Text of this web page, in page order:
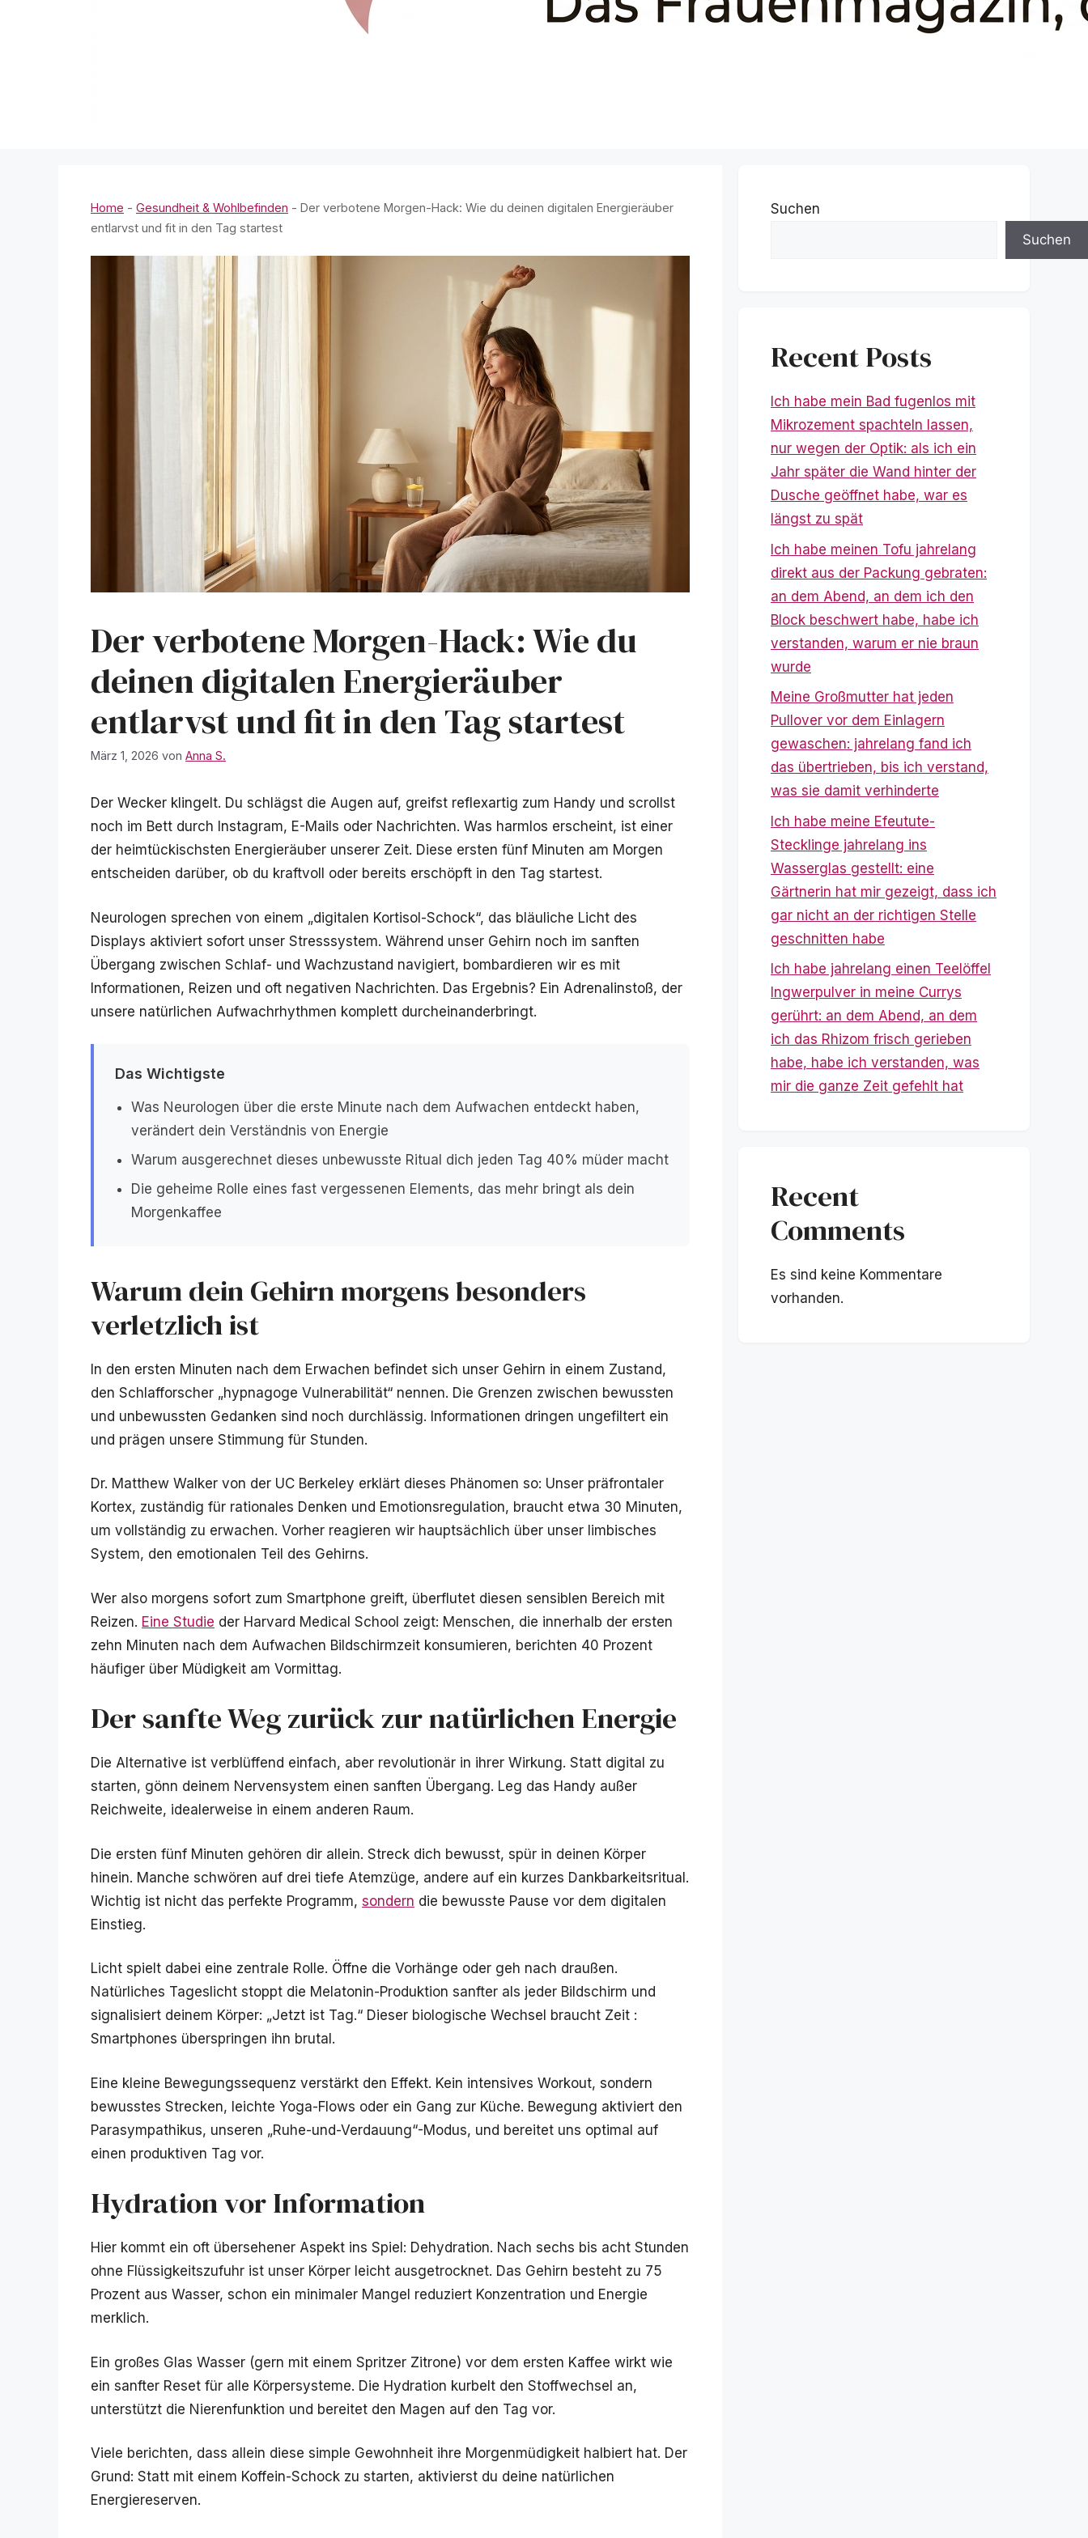
Home - Gesundheit & Wohlbefinden - Der verbotene Morgen-Hack: Wie du deinen digitalen Energieräuber
entlarvst und fit in den Tag startest
Der verbotene Morgen-Hack: Wie du
deinen digitalen Energieräuber
entlarvst und fit in den Tag startest
März 1, 2026 von Anna S.
Der Wecker klingelt. Du schlägst die Augen auf, greifst reflexartig zum Handy und scrollst
noch im Bett durch Instagram, E-Mails oder Nachrichten. Was harmlos erscheint, ist einer
der heimtückischsten Energieräuber unserer Zeit. Diese ersten fünf Minuten am Morgen
entscheiden darüber, ob du kraftvoll oder bereits erschöpft in den Tag startest.
Neurologen sprechen von einem „digitalen Kortisol-Schock“, das bläuliche Licht des
Displays aktiviert sofort unser Stresssystem. Während unser Gehirn noch im sanften
Übergang zwischen Schlaf- und Wachzustand navigiert, bombardieren wir es mit
Informationen, Reizen und oft negativen Nachrichten. Das Ergebnis? Ein Adrenalinstoß, der
unsere natürlichen Aufwachrhythmen komplett durcheinanderbringt.
Das Wichtigste
Was Neurologen über die erste Minute nach dem Aufwachen entdeckt haben,
verändert dein Verständnis von Energie
Warum ausgerechnet dieses unbewusste Ritual dich jeden Tag 40% müder macht
Die geheime Rolle eines fast vergessenen Elements, das mehr bringt als dein
Morgenkaffee
Warum dein Gehirn morgens besonders
verletzlich ist
In den ersten Minuten nach dem Erwachen befindet sich unser Gehirn in einem Zustand,
den Schlafforscher „hypnagoge Vulnerabilität“ nennen. Die Grenzen zwischen bewussten
und unbewussten Gedanken sind noch durchlässig. Informationen dringen ungefiltert ein
und prägen unsere Stimmung für Stunden.
Dr. Matthew Walker von der UC Berkeley erklärt dieses Phänomen so: Unser präfrontaler
Kortex, zuständig für rationales Denken und Emotionsregulation, braucht etwa 30 Minuten,
um vollständig zu erwachen. Vorher reagieren wir hauptsächlich über unser limbisches
System, den emotionalen Teil des Gehirns.
Wer also morgens sofort zum Smartphone greift, überflutet diesen sensiblen Bereich mit
Reizen. Eine Studie der Harvard Medical School zeigt: Menschen, die innerhalb der ersten
zehn Minuten nach dem Aufwachen Bildschirmzeit konsumieren, berichten 40 Prozent
häufiger über Müdigkeit am Vormittag.
Der sanfte Weg zurück zur natürlichen Energie
Die Alternative ist verblüffend einfach, aber revolutionär in ihrer Wirkung. Statt digital zu
starten, gönn deinem Nervensystem einen sanften Übergang. Leg das Handy außer
Reichweite, idealerweise in einem anderen Raum.
Die ersten fünf Minuten gehören dir allein. Streck dich bewusst, spür in deinen Körper
hinein. Manche schwören auf drei tiefe Atemzüge, andere auf ein kurzes Dankbarkeitsritual.
Wichtig ist nicht das perfekte Programm, sondern die bewusste Pause vor dem digitalen
Einstieg.
Licht spielt dabei eine zentrale Rolle. Öffne die Vorhänge oder geh nach draußen.
Natürliches Tageslicht stoppt die Melatonin-Produktion sanfter als jeder Bildschirm und
signalisiert deinem Körper: „Jetzt ist Tag.“ Dieser biologische Wechsel braucht Zeit :
Smartphones überspringen ihn brutal.
Eine kleine Bewegungssequenz verstärkt den Effekt. Kein intensives Workout, sondern
bewusstes Strecken, leichte Yoga-Flows oder ein Gang zur Küche. Bewegung aktiviert den
Parasympathikus, unseren „Ruhe-und-Verdauung“-Modus, und bereitet uns optimal auf
einen produktiven Tag vor.
Hydration vor Information
Hier kommt ein oft übersehener Aspekt ins Spiel: Dehydration. Nach sechs bis acht Stunden
ohne Flüssigkeitszufuhr ist unser Körper leicht ausgetrocknet. Das Gehirn besteht zu 75
Prozent aus Wasser, schon ein minimaler Mangel reduziert Konzentration und Energie
merklich.
Ein großes Glas Wasser (gern mit einem Spritzer Zitrone) vor dem ersten Kaffee wirkt wie
ein sanfter Reset für alle Körpersysteme. Die Hydration kurbelt den Stoffwechsel an,
unterstützt die Nierenfunktion und bereitet den Magen auf den Tag vor.
Viele berichten, dass allein diese simple Gewohnheit ihre Morgenmüdigkeit halbiert hat. Der
Grund: Statt mit einem Koffein-Schock zu starten, aktivierst du deine natürlichen
Energiereserven.
Suchen
Suchen
Recent Posts
Ich habe mein Bad fugenlos mit
Mikrozement spachteln lassen,
nur wegen der Optik: als ich ein
Jahr später die Wand hinter der
Dusche geöffnet habe, war es
längst zu spät
Ich habe meinen Tofu jahrelang
direkt aus der Packung gebraten:
an dem Abend, an dem ich den
Block beschwert habe, habe ich
verstanden, warum er nie braun
wurde
Meine Großmutter hat jeden
Pullover vor dem Einlagern
gewaschen: jahrelang fand ich
das übertrieben, bis ich verstand,
was sie damit verhinderte
Ich habe meine Efeutute-
Stecklinge jahrelang ins
Wasserglas gestellt: eine
Gärtnerin hat mir gezeigt, dass ich
gar nicht an der richtigen Stelle
geschnitten habe
Ich habe jahrelang einen Teelöffel
Ingwerpulver in meine Currys
gerührt: an dem Abend, an dem
ich das Rhizom frisch gerieben
habe, habe ich verstanden, was
mir die ganze Zeit gefehlt hat
Recent
Comments
Es sind keine Kommentare
vorhanden.